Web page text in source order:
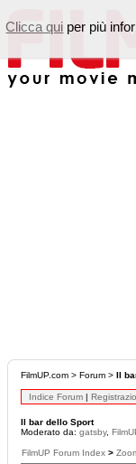
FilmUP.com > Forum > Il
Indice Forum |
Il bar dello Sport
Moderato da: gatsby,
FilmUP Forum Index >
Clicca qui per più